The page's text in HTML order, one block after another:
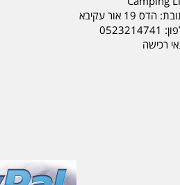
הדס 19 אור עקיבא
0523214741
רכישה